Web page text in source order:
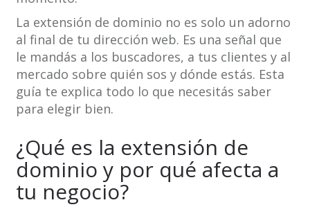
La extensión de dominio no es solo un adorno
al final de tu dirección web. Es una señal que
le mandás a los buscadores, a tus clientes y al
mercado sobre quién sos y dónde estás. Esta
guía te explica todo lo que necesitás saber
para elegir bien.
¿Qué es la extensión de
dominio y por qué afecta a
tu negocio?